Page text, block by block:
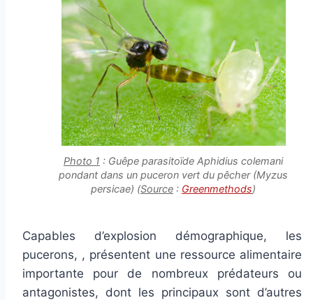
Photo 1 : Guêpe parasitoïde Aphidius colemani
pondant dans un puceron vert du pêcher (Myzus
persicae) (Source : Greenmethods)
Capables d’explosion démographique, les
pucerons, , présentent une ressource alimentaire
importante pour de nombreux prédateurs ou
antagonistes, dont les principaux sont d’autres